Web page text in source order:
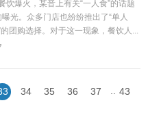
饮爆火，某音上有关“一人食”的话题
光。众多门店也纷纷推出了“单人
的团购选择。对于这一现象，餐饮人...
34 35 36 37 43